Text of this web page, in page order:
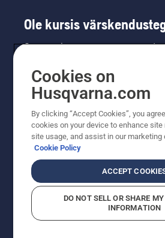
Ole kursis
Saa uusimat teavet uute
saamiseks siin.
Cookies on
Husqvarna.com
By clicking “Accept Cookies”, you
cookies on your device to enhance site
site usage, and assist in our
Cookie Policy
ACCEPT
DO NOT SELL OR SHARE
INFORMATION